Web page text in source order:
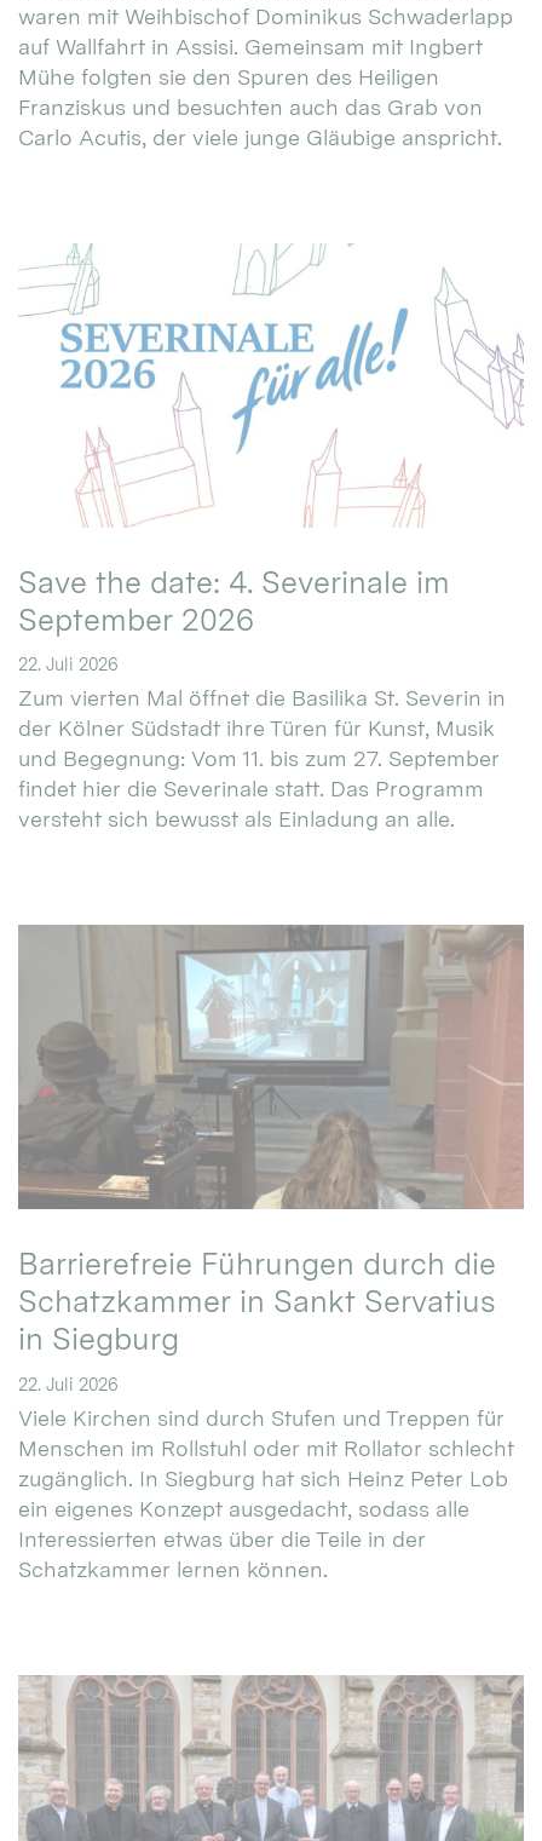
waren mit Weihbischof Dominikus Schwaderlapp
auf Wallfahrt in Assisi. Gemeinsam mit Ingbert
Mühe folgten sie den Spuren des Heiligen
Franziskus und besuchten auch das Grab von
Carlo Acutis, der viele junge Gläubige anspricht.
Save the date: 4. Severinale im
September 2026
22. Juli 2026
Zum vierten Mal öffnet die Basilika St. Severin in
der Kölner Südstadt ihre Türen für Kunst, Musik
und Begegnung: Vom 11. bis zum 27. September
findet hier die Severinale statt. Das Programm
versteht sich bewusst als Einladung an alle.
Barrierefreie Führungen durch die
Schatzkammer in Sankt Servatius
in Siegburg
22. Juli 2026
Viele Kirchen sind durch Stufen und Treppen für
Menschen im Rollstuhl oder mit Rollator schlecht
zugänglich. In Siegburg hat sich Heinz Peter Lob
ein eigenes Konzept ausgedacht, sodass alle
Interessierten etwas über die Teile in der
Schatzkammer lernen können.